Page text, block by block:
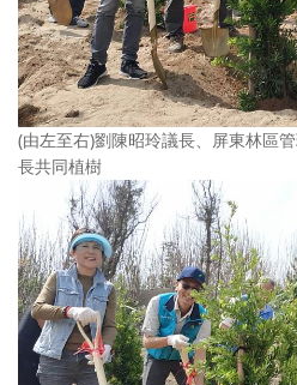
(由左至右)劉陳昭玲議長、屏東林區
長共同植樹